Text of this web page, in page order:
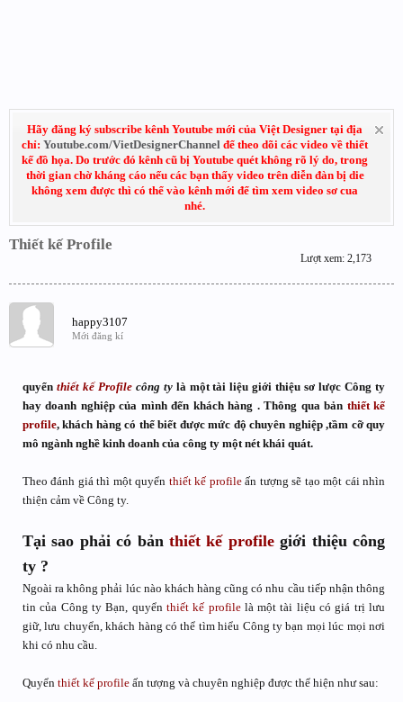
Hãy đăng ký subscribe kênh Youtube mới của Việt Designer tại địa
chỉ: Youtube.com/VietDesignerChannel để theo dõi các video về thiết
kế đồ họa. Do trước đó kênh cũ bị Youtube quét không rõ lý do, trong
thời gian chờ kháng cáo nếu các bạn thấy video trên diễn đàn bị die
không xem được thì có thể vào kênh mới để tìm xem video sơ cua
nhé.
Thiết kế Profile
Lượt xem: 2,173
happy3107
Mới đăng kí
quyển thiết kế Profilecông tylà một tài liệu giới thiệu sơ lược Công ty
hay doanh nghiệp của mình đến khách hàng . Thông qua bản thiết kế
profile, khách hàng có thể biết được mức độ chuyên nghiệp ,tầm cỡ quy
mô ngành nghề kinh doanh của công ty một nét khái quát.
Theo đánh giá thì một quyển thiết kế profileấn tượng sẽ tạo một cái nhìn
thiện cảm về Công ty.
Tại sao phải có bản thiết kế profilegiới thiệu công
ty ?
Ngoài ra không phải lúc nào khách hàng cũng có nhu cầu tiếp nhận thông
tin của Công ty Bạn, quyển thiết kế profilelà một tài liệu có giá trị lưu
giữ, lưu chuyển, khách hàng có thể tìm hiểu Công ty bạn mọi lúc mọi nơi
khi có nhu cầu.
Quyển thiết kế profile ấn tượng và chuyên nghiệp được thể hiện như sau: